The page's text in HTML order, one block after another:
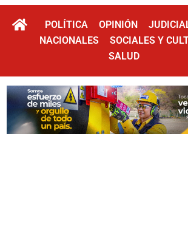
POLÍTICA OPINIÓN
NACIONALES
SOCIALES Y
SALUD